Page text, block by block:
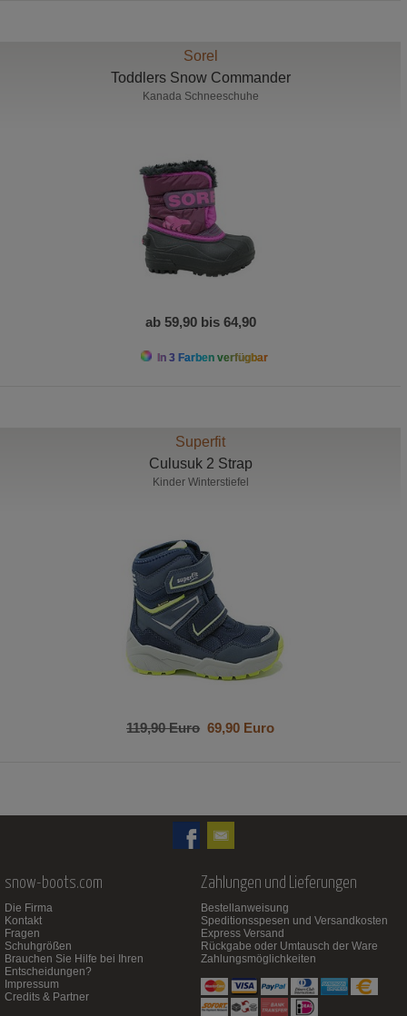
Sorel
Toddlers Snow Commander
Kanada Schneeschuhe
ab 59,90 bis 64,90
In 3 Farben verfügbar
Superfit
Culusuk 2 Strap
Kinder Winterstiefel
119,90 Euro 69,90 Euro
snow-boots.com
Die Firma
Kontakt
Fragen
Schuhgrößen
Brauchen Sie Hilfe bei Ihren
Entscheidungen?
Impressum
Credits & Partner
Zahlungen und Lieferungen
Bestellanweisung
Speditionsspesen und Versandkosten
Express Versand
Rückgabe oder Umtausch der Ware
Zahlungsmöglichkeiten